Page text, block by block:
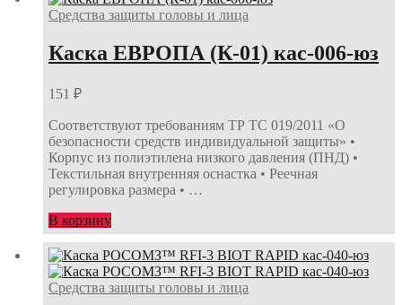
Средства защиты головы и лица
Каска ЕВРОПА (К-01) кас-006-юз
151 ₽
Соответствуют требованиям ТР ТС 019/2011 «О
безопасности средств индивидуальной защиты» •
Корпус из полиэтилена низкого давления (ПНД) •
Текстильная внутренняя оснастка • Реечная
регулировка размера • …
В корзину
Средства защиты головы и лица